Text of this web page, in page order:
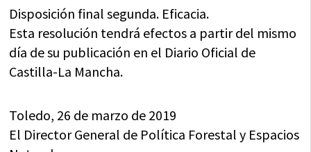
Disposición final segunda. Eficacia.
Esta resolución tendrá efectos a partir del mismo
día de su publicación en el Diario Oficial de
Castilla-La Mancha.
Toledo, 26 de marzo de 2019
El Director General de Política Forestal y Espacios